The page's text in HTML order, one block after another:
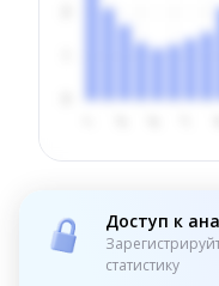
Доступ к
статистику